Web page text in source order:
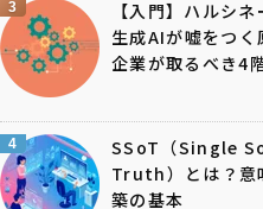
3
【入門】ハルシ
生成AIが嘘をつく
企業が取るべき4
4
SSoT（Single
Truth）とは？意
築の基本